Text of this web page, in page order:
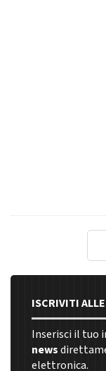
ISCRIVITI
Inserisci il tuo
news
elettronica.